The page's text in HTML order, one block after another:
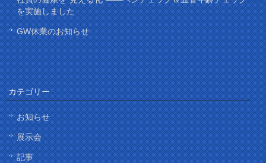
を実施しました
GW休業のお知らせ
カテゴリー
お知らせ
展示会
記事